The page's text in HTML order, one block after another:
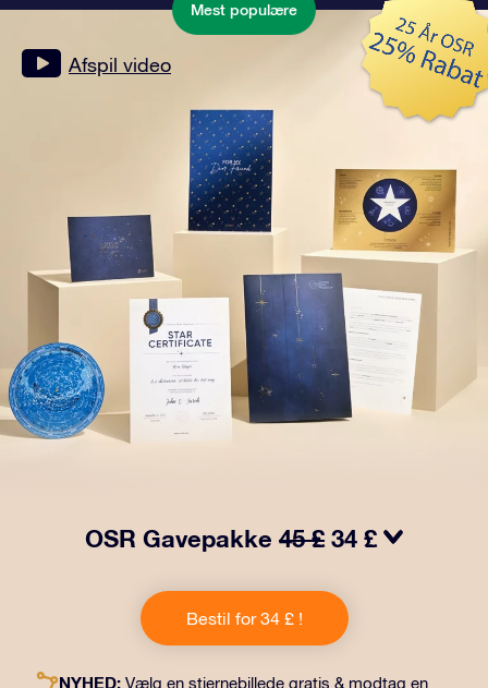
Mest populære
Afspil video
OSR Gavepakke 45 £ 34 £
Denne gave inkluderer en smuk kuvert og personlige
dokumenter, der sendes til en adresse efter dit eget
valg, samt digitale dokumenter og gratis brug af vores
Bestil for 34 £ !
NYHED: Vælg en stjernebillede gratis & modtag en